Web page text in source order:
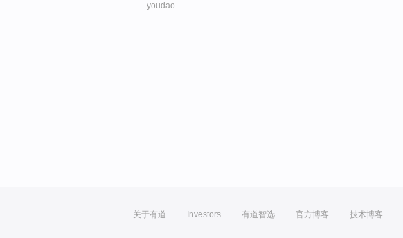
youdao
关于有道 Investors 有道智选 官方博客 技术博客